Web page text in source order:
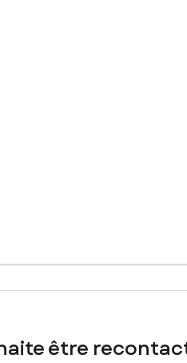
commercial immatriculé au
être